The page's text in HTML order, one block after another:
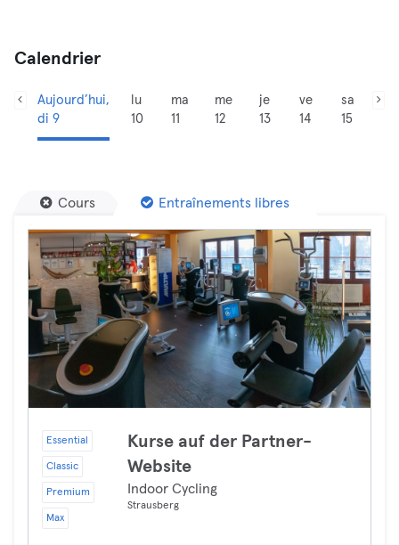
Calendrier
Aujourd’hui,
di 9
lu
10
ma
11
me
12
je
13
ve
14
sa
15
Cours Entraînements libres
Essential
Classic
Premium
Max
Kurse auf der Partner-
Website
Indoor Cycling
Strausberg